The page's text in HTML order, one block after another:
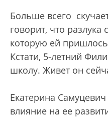
Больше всего
говорит, что
которую ей
Кстати, 5-летний
школу. Живет он
Екатерина Самуцевич
влияние на ее